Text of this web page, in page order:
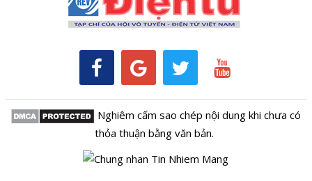
Nghiêm cấm sao chép nội dung khi chưa có
thỏa thuận bằng văn bản.